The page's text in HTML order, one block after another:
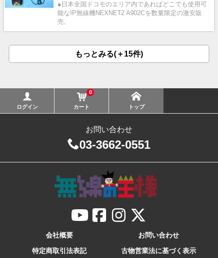
●日本全国ドコモのエリア内であればどこでも使用可
能なIP無線機NEXNET2 A902Cを数量限定の激安販
売。
もっとみる(＋15件)
ログイン
0
カート トップ
お問い合わせ
03-3662-0551
会社概要
お問い合わせ
特定商取引法表記
古物営業法に基づく表示